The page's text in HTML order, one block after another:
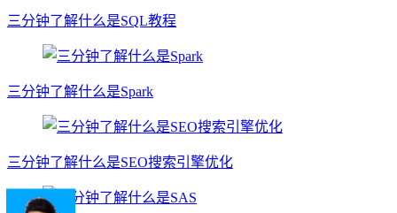
三分钟了解什么是SQL教程
三分钟了解什么是Spark
三分钟了解什么是SEO搜索引擎优化